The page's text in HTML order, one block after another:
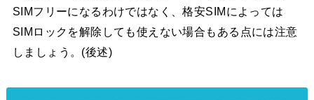
SIMフリーになるわけではなく、格安SIMによっては
SIMロックを解除しても使えない場合もある点には注意
しましょう。(後述)